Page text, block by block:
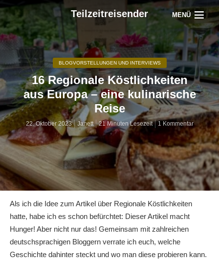
Teilzeitreisender MENÜ
BLOGVORSTELLUNGEN UND INTERVIEWS
16 Regionale Köstlichkeiten
aus Europa – eine kulinarische
Reise
22. Oktober 2023 Janett 21 Minuten Lesezeit 1 Kommentar
Als ich die Idee zum Artikel über Regionale Köstlichkeiten
hatte, habe ich es schon befürchtet: Dieser Artikel macht
Hunger! Aber nicht nur das! Gemeinsam mit zahlreichen
deutschsprachigen Bloggern verrate ich euch, welche
Geschichte dahinter steckt und wo man diese probieren kann.